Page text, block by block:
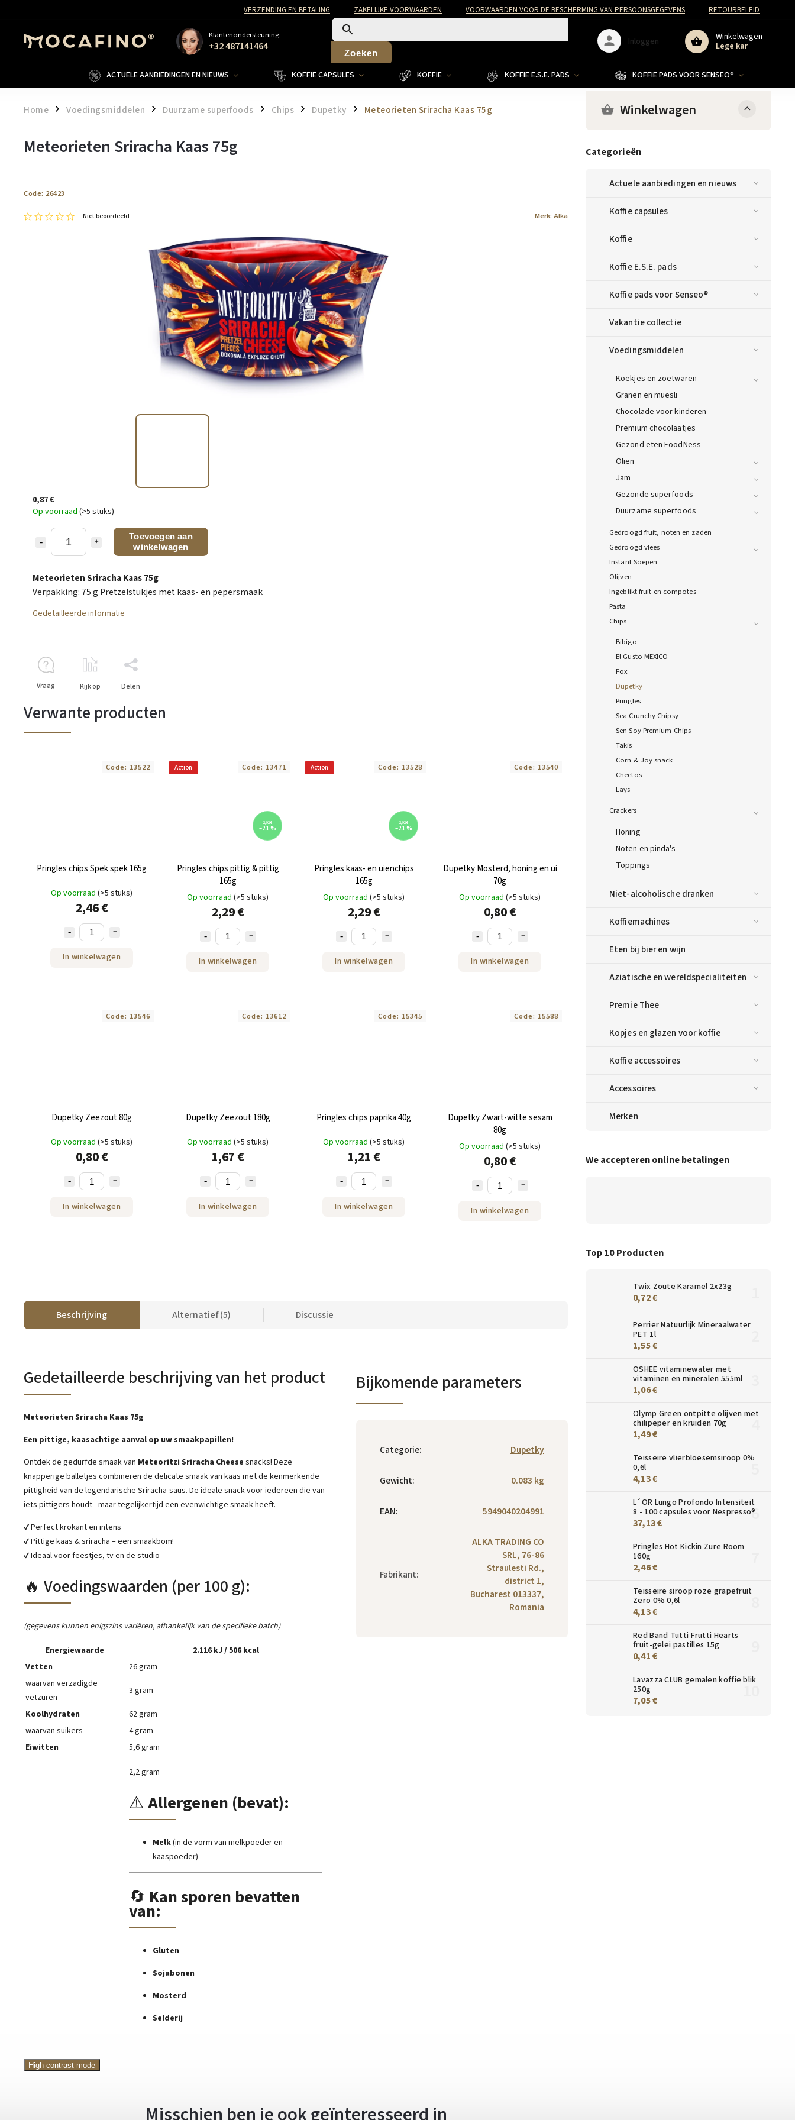
VERZENDING EN BETALING ZAKELIJKE VOORWAARDEN VOORWAARDEN VOOR DE BESCHERMING VAN PERSOONSGEGEVENS RETOURBELEID
Klantenondersteuning:
+32 487141464 Zoeken
Winkelwagen
Lege kar
Inloggen
ACTUELE AANBIEDINGEN EN NIEUWS KOFFIE CAPSULES KOFFIE KOFFIE E.S.E. PADS KOFFIE PADS VOOR SENSEO®
Home / Voedingsmiddelen / Duurzame superfoods / Chips / Dupetky / Meteorieten Sriracha Kaas 75g Winkelwagen
Categorieën
Actuele aanbiedingen en nieuws
Koffie capsules
Koffie
Koffie E.S.E. pads
Koffie pads voor Senseo®
Vakantie collectie
Voedingsmiddelen
Koekjes en zoetwaren
Granen en muesli
Chocolade voor kinderen
Premium chocolaatjes
Gezond eten FoodNess
Oliën
Jam
Gezonde superfoods
Duurzame superfoods
Gedroogd fruit, noten en zaden
Gedroogd vlees
Instant Soepen
Olijven
Ingeblikt fruit en compotes
Pasta
Chips
Bibigo
El Gusto MEXICO
Fox
Dupetky
Pringles
Sea Crunchy Chipsy
Sen Soy Premium Chips
Takis
Corn & Joy snack
Cheetos
Lays
Crackers
Honing
Noten en pinda's
Toppings
Niet-alcoholische dranken
Koffiemachines
Eten bij bier en wijn
Aziatische en wereldspecialiteiten
Premie Thee
Kopjes en glazen voor koffie
Koffie accessoires
Accessoires
Merken
We accepteren online betalingen
Top 10 Producten
Twix Zoute Karamel 2x23g
0,72 €
Perrier Natuurlijk Mineraalwater
PET 1l
1,55 €
OSHEE vitaminewater met
vitaminen en mineralen 555ml
1,06 €
Olymp Green ontpitte olijven met
chilipeper en kruiden 70g
1,49 €
Teisseire vlierbloesemsiroop 0%
0,6l
4,13 €
L´OR Lungo Profondo Intensiteit
8 - 100 capsules voor Nespresso®
37,13 €
Pringles Hot Kickin Zure Room
160g
2,46 €
Teisseire siroop roze grapefruit
Zero 0% 0,6l
4,13 €
Red Band Tutti Frutti Hearts
fruit-gelei pastilles 15g
0,41 €
Lavazza CLUB gemalen koffie blik
250g
7,05 €
Meteorieten Sriracha Kaas 75g
Code: 26423
Niet beoordeeld Merk: Alka
0,87 €
Op voorraad (>5 stuks)
Toevoegen aan
winkelwagen
Meteorieten Sriracha Kaas 75g
Verpakking: 75 g Pretzelstukjes met kaas- en pepersmaak
Gedetailleerde informatie
Vraag Kijk op Delen
Verwante producten
Pringles chips Spek spek 165g
Op voorraad (>5 stuks)
2,46 €
In winkelwagen
Code: 13522 Action
2,92 €
–21 %
Pringles chips pittig & pittig
165g
Op voorraad (>5 stuks)
2,29 €
In winkelwagen
Code: 13471 Action
2,92 €
–21 %
Pringles kaas- en uienchips
165g
Op voorraad (>5 stuks)
2,29 €
In winkelwagen
Code: 13528
Dupetky Mosterd, honing en ui
70g
Op voorraad (>5 stuks)
0,80 €
In winkelwagen
Code: 13540
Dupetky Zeezout 80g
Op voorraad (>5 stuks)
0,80 €
In winkelwagen
Code: 13546
Dupetky Zeezout 180g
Op voorraad (>5 stuks)
1,67 €
In winkelwagen
Code: 13612
Pringles chips paprika 40g
Op voorraad (>5 stuks)
1,21 €
In winkelwagen
Code: 15345
Dupetky Zwart-witte sesam
80g
Op voorraad (>5 stuks)
0,80 €
In winkelwagen
Code: 15588
Beschrijving Alternatief (5) Discussie
Gedetailleerde beschrijving van het product
Meteorieten Sriracha Kaas 75g
Een pittige, kaasachtige aanval op uw smaakpapillen!
Ontdek de gedurfde smaak van Meteoritzi Sriracha Cheese snacks! Deze
knapperige balletjes combineren de delicate smaak van kaas met de kenmerkende
pittigheid van de legendarische Sriracha-saus. De ideale snack voor iedereen die van
iets pittigers houdt - maar tegelijkertijd een evenwichtige smaak heeft.
✔ Perfect krokant en intens
✔ Pittige kaas & sriracha – een smaakbom!
✔ Ideaal voor feestjes, tv en de studio
🔥 Voedingswaarden (per 100 g):
(gegevens kunnen enigszins variëren, afhankelijk van de specifieke batch)
Energiewaarde
2.116 kJ / 506 kcal
Vetten
26 gram
waarvan verzadigde
vetzuren
3 gram
Koolhydraten
62 gram
waarvan suikers
4 gram
Eiwitten
5,6 gram
2,2 gram
⚠️ Allergenen (bevat):
Melk(in de vorm van melkpoeder en
kaaspoeder)
🔄 Kan sporen bevatten
van:
Gluten
Sojabonen
Mosterd
Selderij
Bijkomende parameters
Categorie: Dupetky
Gewicht: 0.083 kg
EAN: 5949040204991
Fabrikant:
ALKA TRADING CO
SRL, 76-86
Straulesti Rd.,
district 1,
Bucharest 013337,
Romania
High-contrast mode
Misschien ben je ook geïnteresseerd in